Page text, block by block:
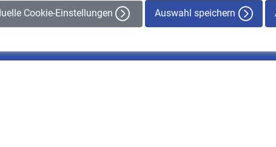
Cookie-Einstellungen Auswahl speichern